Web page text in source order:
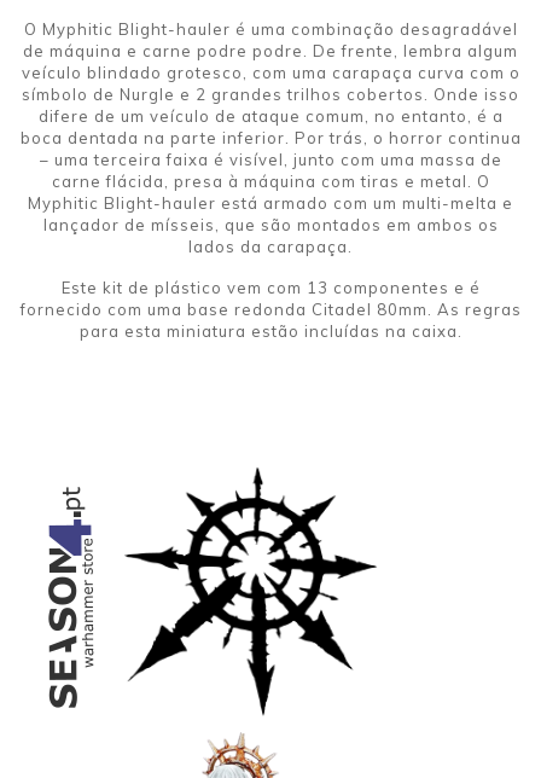
O Myphitic Blight-hauler é uma combinação desagradável
de máquina e carne podre podre. De frente, lembra algum
veículo blindado grotesco, com uma carapaça curva com o
símbolo de Nurgle e 2 grandes trilhos cobertos. Onde isso
difere de um veículo de ataque comum, no entanto, é a
boca dentada na parte inferior. Por trás, o horror continua
– uma terceira faixa é visível, junto com uma massa de
carne flácida, presa à máquina com tiras e metal. O
Myphitic Blight-hauler está armado com um multi-melta e
lançador de mísseis, que são montados em ambos os
lados da carapaça.
Este kit de plástico vem com 13 componentes e é
fornecido com uma base redonda Citadel 80mm. As regras
para esta miniatura estão incluídas na caixa.